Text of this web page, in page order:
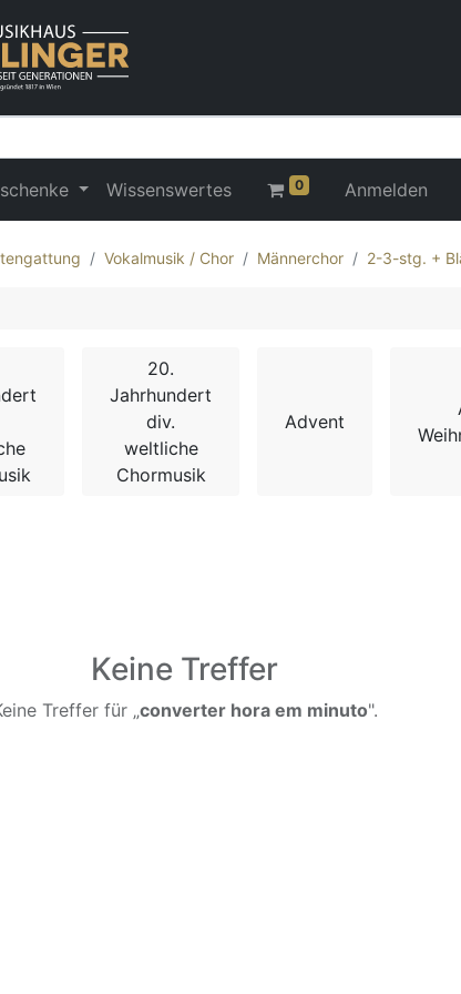
Wissenswertes 0 Anmelden
Vokalmusik / Chor Männerchor 2-3-stg. +
20.
Jahrhundert
div.
weltliche
Chormusik
Advent
Keine Treffer
Treffer für „converter hora em minuto".